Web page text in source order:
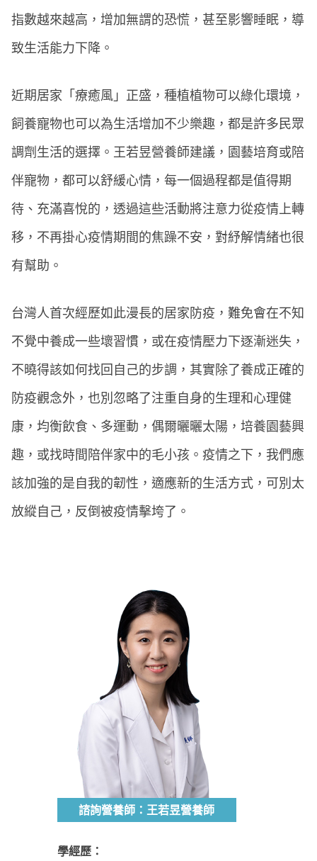
指數越來越高，增加無謂的恐慌，甚至影響睡眠，導
致生活能力下降。
近期居家「療癒風」正盛，種植植物可以綠化環境，
飼養寵物也可以為生活增加不少樂趣，都是許多民眾
調劑生活的選擇。王若昱營養師建議，園藝培育或陪
伴寵物，都可以舒緩心情，每一個過程都是值得期
待、充滿喜悅的，透過這些活動將注意力從疫情上轉
移，不再掛心疫情期間的焦躁不安，對紓解情緒也很
有幫助。
台灣人首次經歷如此漫長的居家防疫，難免會在不知
不覺中養成一些壞習慣，或在疫情壓力下逐漸迷失，
不曉得該如何找回自己的步調，其實除了養成正確的
防疫觀念外，也別忽略了注重自身的生理和心理健
康，均衡飲食、多運動，偶爾曬曬太陽，培養園藝興
趣，或找時間陪伴家中的毛小孩。疫情之下，我們應
該加強的是自我的韌性，適應新的生活方式，可別太
放縱自己，反倒被疫情擊垮了。
諮詢營養師：王若昱營養師
學經歷：